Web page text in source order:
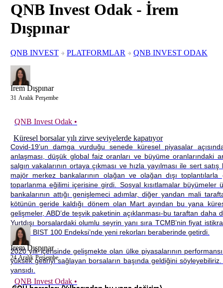
QNB Invest Odak - İrem
Dışpınar
QNB INVEST PLATFORMLAR QNB INVEST ODAK
İrem Dışpınar
31 Aralık Perşembe
QNB Invest Odak •
Küresel borsalar yılı zirve seviyelerde kapatıyor
Covid-19’un damga vurduğu senede küresel piyasalar
anlaşması, düşük global faiz oranları ve büyüme oranlarındaki
salgın vakalarının ortaya çıkması ve hızla yayılması ile sert
majör merkez bankalarının olağan ve olağan dışı
toparlanma eğilimi içerisine girdi. Sosyal kısıtlamalar
bankalarının attığı genişlemeci adımlar, diğer yandan mali
kötünün geride kaldığı dönem olan Mart ayından bu yana
gelişmeler, ABD’de teşvik paketinin açıklanması-bu taraftan
Yurtdışı borsalardaki olumlu seyrin yanı sıra TCMB’nin fiyat
etkileri BIST 100 Endeksi’nde yeni rekorları beraberinde getirdi.
2020 yılı içerisinde gelişmekte olan ülke piyasalarının
yüksek getiriyi sağlayan borsaların başında geldiğini
yansıdı.
İrem Dışpınar
24 Aralık Perşembe
QNB Invest Odak •